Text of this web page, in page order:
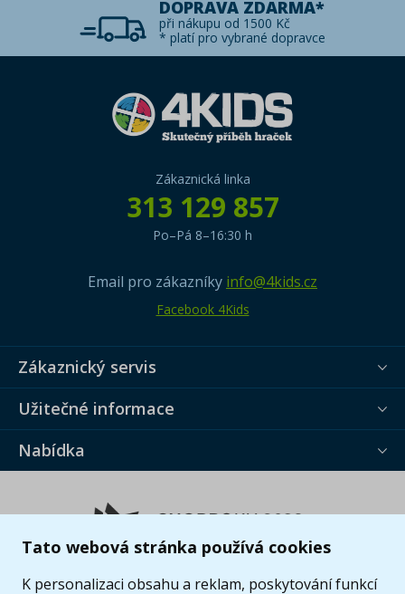
Tato webová stránka používá cookies
K personalizaci obsahu a reklam, poskytování funkcí
DOPRAVA ZDARMA*
při nákupu od 1500 Kč
* platí pro vybrané dopravce
Zákaznická linka
313 129 857
Po–Pá 8–16:30 h
Email pro zákazníky info@4kids.cz
Facebook 4Kids
Zákaznický servis
Užitečné informace
Nabídka